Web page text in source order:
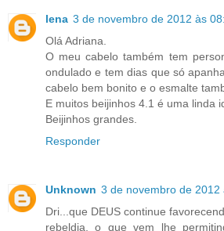
lena 3 de novembro de 2012 às
Olá Adriana.
O meu cabelo também tem
ondulado e tem dias que só
cabelo bem bonito e o esmalte
E muitos beijinhos 4.1 é uma linda
Beijinhos grandes.
Responder
Unknown 3 de novembro de 2012
Dri...que DEUS continue
rebeldia, o que vem lhe